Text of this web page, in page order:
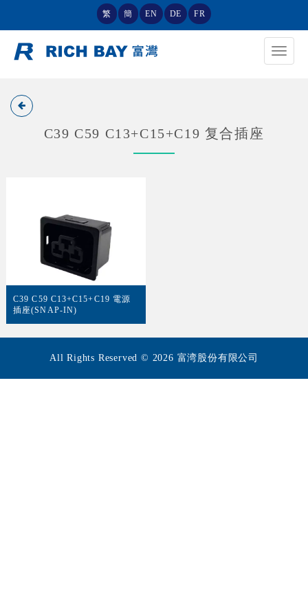
繁 簡 EN DE FR
Toggle
C39 C59 C13+C15+C19 复合插座
C39 C59 C13+C15+C19 電源
插座(SNAP-IN)
All Rights Reserved © 2026 富湾股份有限公司